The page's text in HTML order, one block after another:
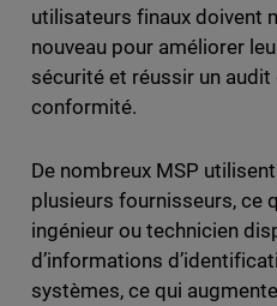
utilisateurs finaux doivent
nouveau pour améliorer
sécurité et réussir un
conformité.
De nombreux MSP
plusieurs fournisseurs, ce
ingénieur ou technicien
d’informations
systèmes, ce qui